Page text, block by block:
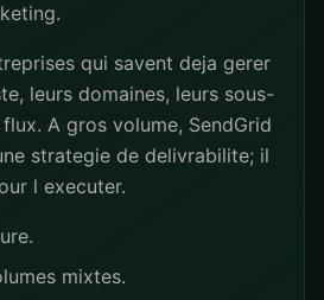
qui savent deja gerer
leurs domaines, leurs sous-
A gros volume, SendGrid
strategie de delivrabilite; il
l executer.
mixtes.